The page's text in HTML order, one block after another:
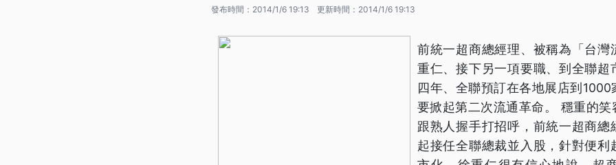
發布時間： 2014/1/6 19:13 更新時間： 2014/1/6 19:13
前統一超商總經理、被稱為「台灣
重仁、接下另一項要職、到全聯超
四年、全聯預訂在各地展店到
要掀起第二次流通革命。 穩重的
跟熟人握手打招呼，前統一超商總
起接任全聯總裁並入股，針對便利